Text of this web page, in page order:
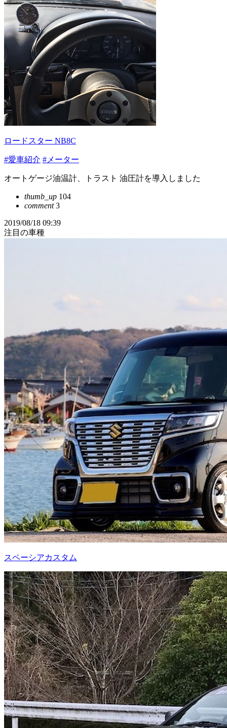
ロードスター NB8C
#愛車紹介 #メーター
オートゲージ油温計、トラスト 油圧計を導入しました
thumb_up 104
comment3
2019/08/18 09:39
注目の車種
スペーシアカスタム